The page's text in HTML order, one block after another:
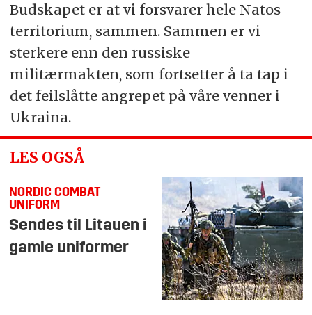
Budskapet er at vi forsvarer hele Natos
territorium, sammen. Sammen er vi
sterkere enn den russiske
militærmakten, som fortsetter å ta tap i
det feilslåtte angrepet på våre venner i
Ukraina.
LES OGSÅ
NORDIC COMBAT
UNIFORM
Sendes til Litauen i
gamle uniformer